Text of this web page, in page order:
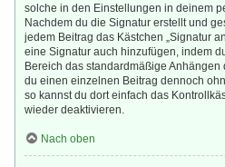
solche in den Einstellungen in deinem
Nachdem du die Signatur erstellt und
jedem Beitrag das Kästchen „Signatur
eine Signatur auch hinzufügen, indem
Bereich das standardmäßige
du einen einzelnen Beitrag dennoch
so kannst du dort einfach das
wieder deaktivieren.
Nach oben